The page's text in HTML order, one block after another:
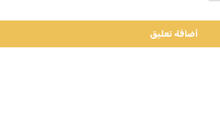
أضافة تعليق